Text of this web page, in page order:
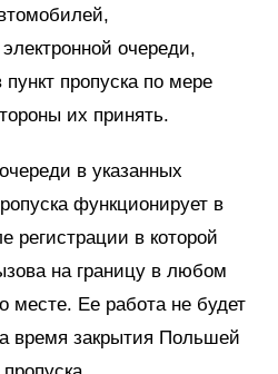
очереди,
пропуска по мере
их принять.
в указанных
функционирует в
регистрации в которой
на границу в любом
месте. Ее работа не будет
время закрытия Польшей